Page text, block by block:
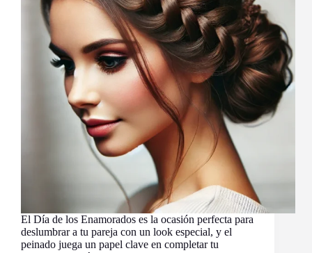
El Día de los Enamorados es la ocasión perfecta para
deslumbrar a tu pareja con un look especial, y el
peinado juega un papel clave en completar tu